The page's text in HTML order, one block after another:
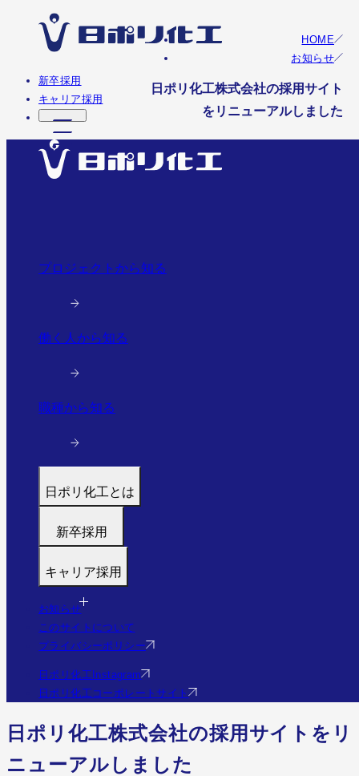
新卒採用
キャリア採用
プロジェクトから知る
働く人から知る
職種から知る
日ポリ化工とは
代表メッセージ
すぐわかる日ポリ化工
会社情報・沿革
事業・実績を見る（実績サイトへ）
新卒採用
福利厚生・研修
採用フロー
Q&A
社員の様子
エントリー
キャリア採用
募集職種
福利厚生・研修
Q&A
お知らせ
このサイトについて
プライバシーポリシー
日ポリ化工Instagram
日ポリ化工コーポレートサイト
HOME
お知らせ
日ポリ化工株式会社の採用サイト
をリニューアルしました
日ポリ化工株式会社の採用サイトをリ
ニューアルしました